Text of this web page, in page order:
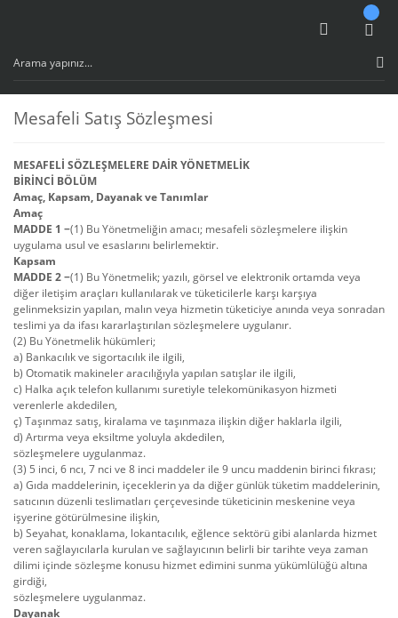
Mesafeli Satış Sözleşmesi
MESAFELİ SÖZLEŞMELERE DAİR YÖNETMELİK
BİRİNCİ BÖLÜM
Amaç, Kapsam, Dayanak ve Tanımlar
Amaç
MADDE 1 −(1) Bu Yönetmeliğin amacı; mesafeli sözleşmelere ilişkin
uygulama usul ve esaslarını belirlemektir.
Kapsam
MADDE 2 −(1) Bu Yönetmelik; yazılı, görsel ve elektronik ortamda veya
diğer iletişim araçları kullanılarak ve tüketicilerle karşı karşıya
gelinmeksizin yapılan, malın veya hizmetin tüketiciye anında veya sonradan
teslimi ya da ifası kararlaştırılan sözleşmelere uygulanır.
(2) Bu Yönetmelik hükümleri;
a) Bankacılık ve sigortacılık ile ilgili,
b) Otomatik makineler aracılığıyla yapılan satışlar ile ilgili,
c) Halka açık telefon kullanımı suretiyle telekomünikasyon hizmeti
verenlerle akdedilen,
ç) Taşınmaz satış, kiralama ve taşınmaza ilişkin diğer haklarla ilgili,
d) Artırma veya eksiltme yoluyla akdedilen,
sözleşmelere uygulanmaz.
(3) 5 inci, 6 ncı, 7 nci ve 8 inci maddeler ile 9 uncu maddenin birinci fıkrası;
a) Gıda maddelerinin, içeceklerin ya da diğer günlük tüketim maddelerinin,
satıcının düzenli teslimatları çerçevesinde tüketicinin meskenine veya
işyerine götürülmesine ilişkin,
b) Seyahat, konaklama, lokantacılık, eğlence sektörü gibi alanlarda hizmet
veren sağlayıcılarla kurulan ve sağlayıcının belirli bir tarihte veya zaman
dilimi içinde sözleşme konusu hizmet edimini sunma yükümlülüğü altına
girdiği,
sözleşmelere uygulanmaz.
Dayanak